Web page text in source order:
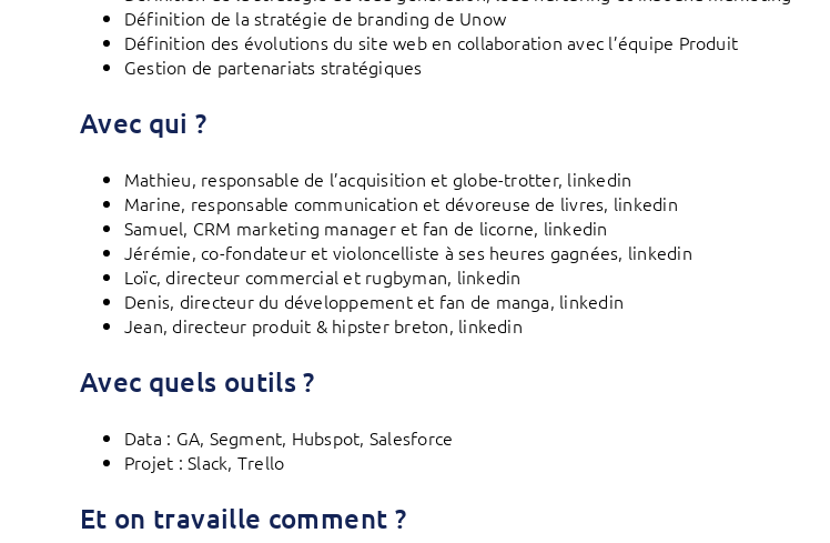
Définition de la stratégie de branding de Unow
Définition des évolutions du site web en collaboration avec l’équipe Produit
Gestion de partenariats stratégiques
Avec qui ?
Mathieu, responsable de l’acquisition et globe-trotter, linkedin
Marine, responsable communication et dévoreuse de livres, linkedin
Samuel, CRM marketing manager et fan de licorne, linkedin
Jérémie, co-fondateur et violoncelliste à ses heures gagnées, linkedin
Loïc, directeur commercial et rugbyman, linkedin
Denis, directeur du développement et fan de manga, linkedin
Jean, directeur produit & hipster breton, linkedin
Avec quels outils ?
Data : GA, Segment, Hubspot, Salesforce
Projet : Slack, Trello
Et on travaille comment ?